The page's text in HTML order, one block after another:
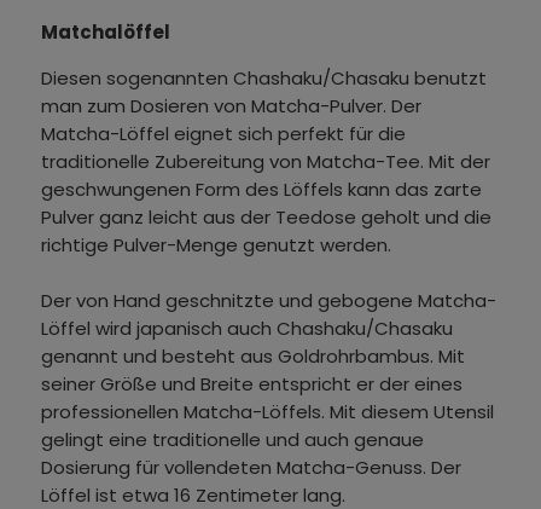
Matchalöffel
Diesen sogenannten Chashaku/Chasaku benutzt
man zum Dosieren von Matcha-Pulver. Der
Matcha-Löffel eignet sich perfekt für die
traditionelle Zubereitung von Matcha-Tee. Mit der
geschwungenen Form des Löffels kann das zarte
Pulver ganz leicht aus der Teedose geholt und die
richtige Pulver-Menge genutzt werden.
Der von Hand geschnitzte und gebogene Matcha-
Löffel wird japanisch auch Chashaku/Chasaku
genannt und besteht aus Goldrohrbambus. Mit
seiner Größe und Breite entspricht er der eines
professionellen Matcha-Löffels. Mit diesem Utensil
gelingt eine traditionelle und auch genaue
Dosierung für vollendeten Matcha-Genuss. Der
Löffel ist etwa 16 Zentimeter lang.